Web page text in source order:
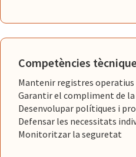
Competències
Mantenir registres operatius
Garantir el compliment de
Desenvolupar polítiques i
Defensar les necessitats
Monitoritzar la seguretat